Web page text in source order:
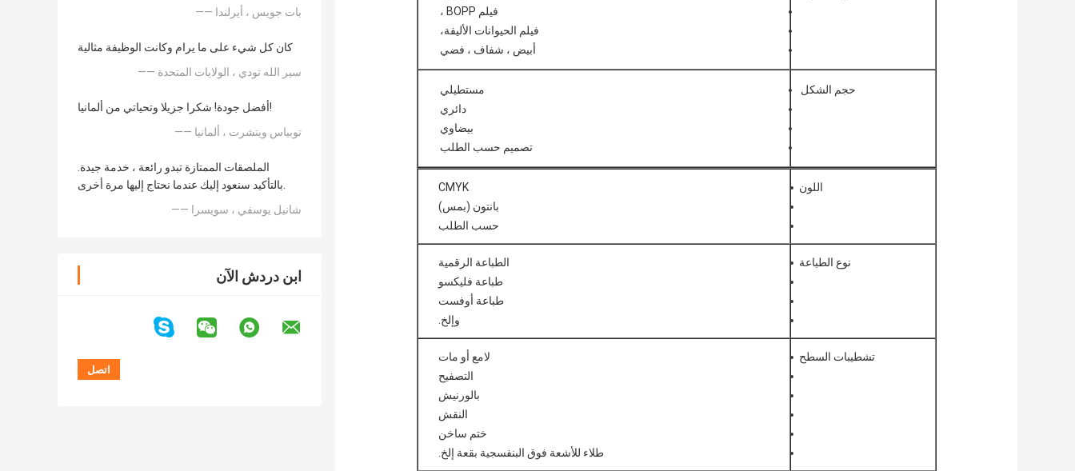
—— بات جويس ، أيرلندا
كان كل شيء على ما يرام وكانت الوظيفة مثالية
—— سير الله تودي ، الولايات المتحدة
أفضل جودة! شكرا جزيلا وتحياتي من ألمانيا!
—— توبياس ويتشرت ، ألمانيا
الملصقات الممتازة تبدو رائعة ، خدمة جيدة.
بالتأكيد سنعود إليك عندما نحتاج إليها مرة أخرى.
—— شانيل يوسفي ، سويسرا
ابن دردش الآن
فيلم BOPP ،
فيلم الحيوانات الأليفة،
أبيض ، شفاف ، فضي
حجم الشكل
مستطيلي
دائري
بيضاوي
تصميم حسب الطلب
اللون
CMYK
بانتون (بمس)
حسب الطلب
نوع الطباعة
الطباعة الرقمية
طباعة فليكسو
طباعة أوفست
وإلخ.
تشطيبات السطح
لامع أو مات
التصفيح
بالورنيش
النقش
ختم ساخن
طلاء للأشعة فوق البنفسجية بقعة إلخ.